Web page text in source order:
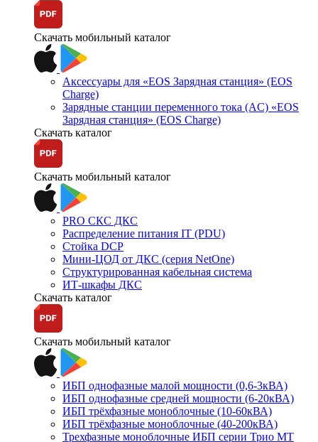
Скачать мобильный каталог
Аксессуары для «EOS Зарядная станция» (EOS
Charge)
Зарядные станции переменного тока (AC) «EOS
Зарядная станция» (EOS Charge)
Скачать каталог
Скачать мобильный каталог
PRO СКС ДКС
Распределение питания IT (PDU)
Стойка DCP
Мини-ЦОД от ДКС (серия NetOne)
Структурированная кабельная система
ИТ-шкафы ДКС
Скачать каталог
Скачать мобильный каталог
ИБП однофазные малой мощности (0,6-3кВА)
ИБП однофазные средней мощности (6-20кВА)
ИБП трёхфазные моноблочные (10-60кВА)
ИБП трёхфазные моноблочные (40-200кВА)
Трехфазные моноблочные ИБП серии Трио МТ